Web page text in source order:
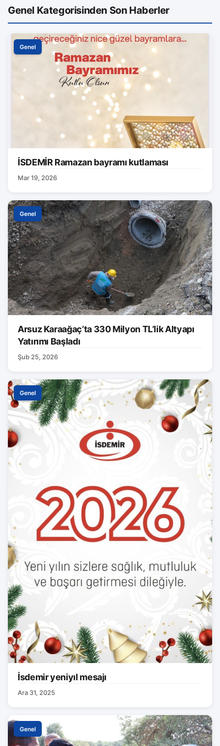
Genel Kategorisinden Son Haberler
Genel
İSDEMİR Ramazan bayramı kutlaması
Mar 19, 2026
Genel
Arsuz Karaağaç’ta 330 Milyon TL’lik Altyapı
Yatırımı Başladı
Şub 25, 2026
Genel
İsdemir yeniyıl mesajı
Ara 31, 2025
Genel